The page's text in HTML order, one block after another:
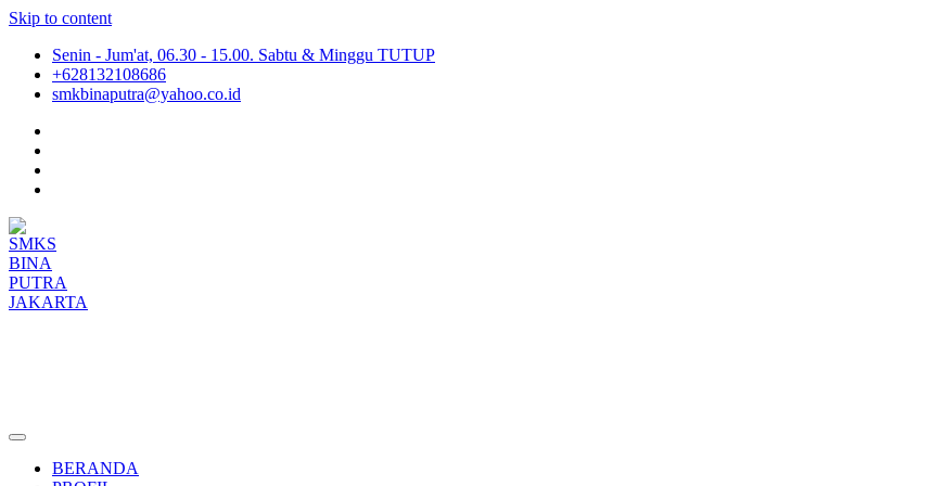
Skip to content
Senin - Jum'at, 06.30 - 15.00. Sabtu & Minggu TUTUP
+628132108686
smkbinaputra@yahoo.co.id
BERANDA